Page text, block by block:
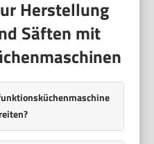
Herstellung
Säften mit